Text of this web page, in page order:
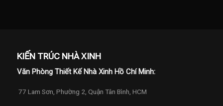
KIẾN TRÚC NHÀ XINH
Văn Phòng Thiết Kế Nhà Xinh Hồ Chí Minh:
77 Lam Sơn, Phường 2, Quận Tân Bình, HCM